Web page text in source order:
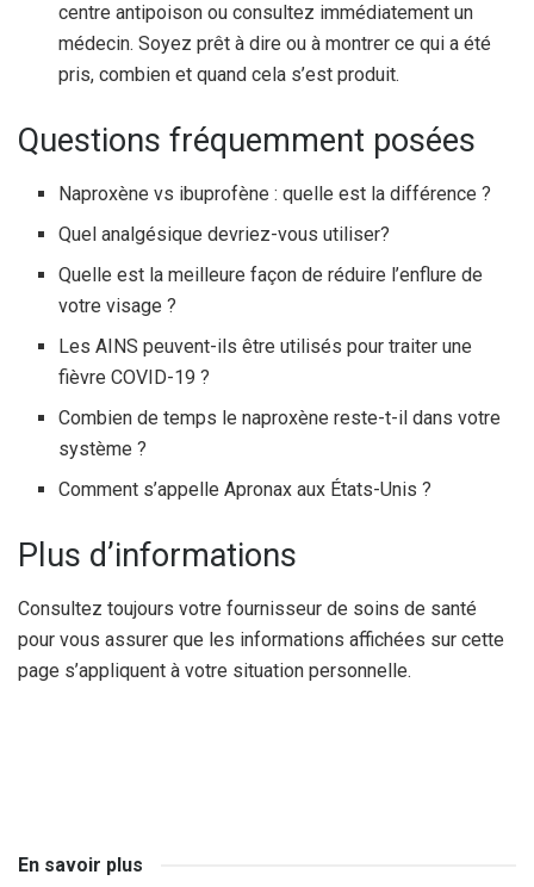
centre antipoison ou consultez immédiatement un
médecin. Soyez prêt à dire ou à montrer ce qui a été
pris, combien et quand cela s’est produit.
Questions fréquemment posées
Naproxène vs ibuprofène : quelle est la différence ?
Quel analgésique devriez-vous utiliser?
Quelle est la meilleure façon de réduire l’enflure de
votre visage ?
Les AINS peuvent-ils être utilisés pour traiter une
fièvre COVID-19 ?
Combien de temps le naproxène reste-t-il dans votre
système ?
Comment s’appelle Apronax aux États-Unis ?
Plus d’informations
Consultez toujours votre fournisseur de soins de santé
pour vous assurer que les informations affichées sur cette
page s’appliquent à votre situation personnelle.
En savoir plus